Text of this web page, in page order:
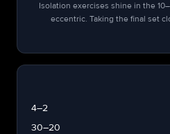
Isolation exercises shine in the
eccentric. Taking the final set
2–4
20–30